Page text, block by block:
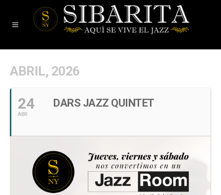
ABRIL, 2026
24
ABR
DARS JAZZ QUINTET